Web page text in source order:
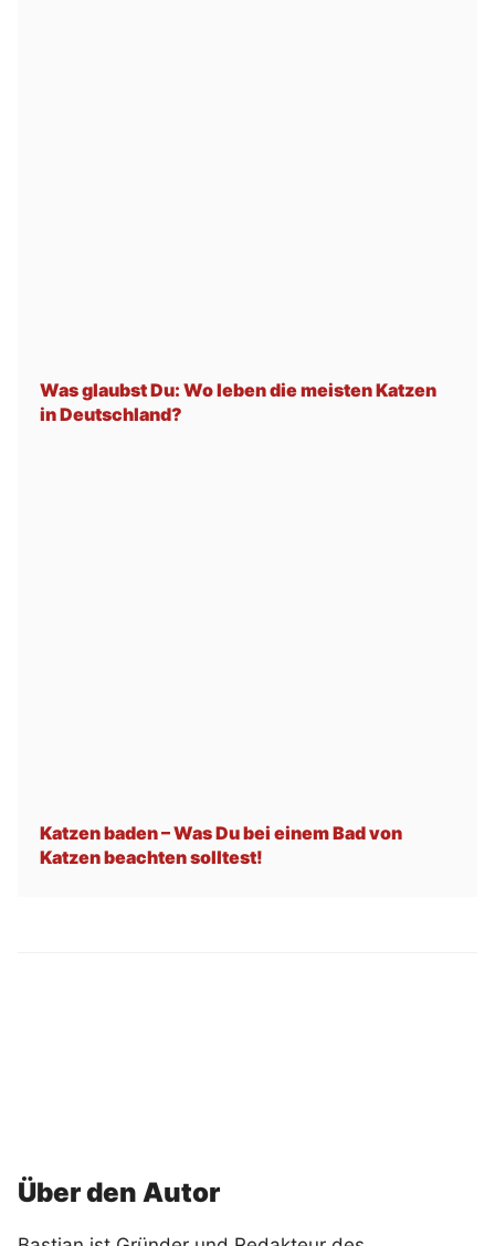
Was glaubst Du: Wo leben die meisten Katzen
in Deutschland?
Katzen baden – Was Du bei einem Bad von
Katzen beachten solltest!
Über den Autor